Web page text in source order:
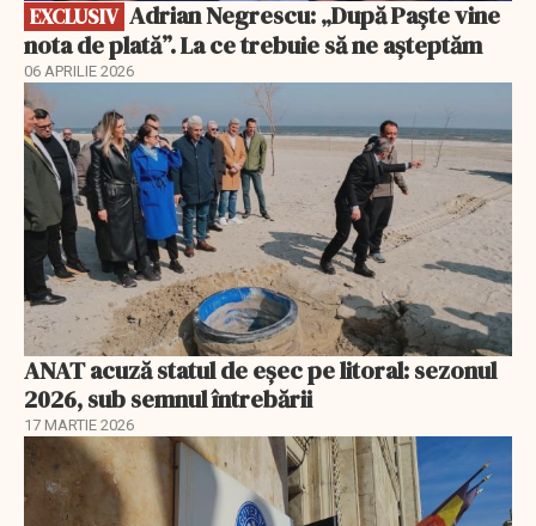
EXCLUSIV
nota de plată”. La ce trebuie să ne așteptăm
06 APRILIE 2026
ANAT acuză statul de eșec pe litoral: sezonul
2026, sub semnul întrebării
17 MARTIE 2026